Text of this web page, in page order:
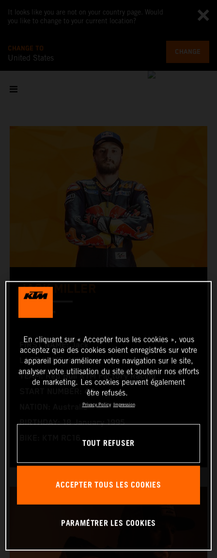
It looks like you are not on your country page. Would
you like to change to your current location?
CHANGE TO
United States
CHANGE
JACK MILLER
FIRST NAME: Jack
LAST NAME: Miller
TEAM: Red Bull KTM Factory Racing
START NUMBER: 43
NATION: Australia
BIRTHDAY: 18 January 1995
En cliquant sur « Accepter tous les cookies », vous
acceptez que des cookies soient enregistrés sur votre
appareil pour améliorer votre navigation sur le site,
analyser votre utilisation du site et soutenir nos efforts
de marketing. Les cookies peuvent également
être refusés.
Privacy Policy Impression
TOUT REFUSER
ACCEPTER TOUS LES COOKIES
PARAMÉTRER LES COOKIES